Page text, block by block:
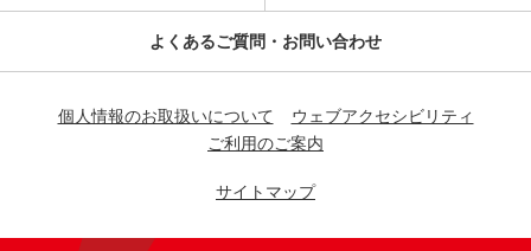
よくあるご質問・お問い合わせ
個人情報のお取扱いについて
ウェブアクセシビリティ
ご利用のご案内
サイトマップ